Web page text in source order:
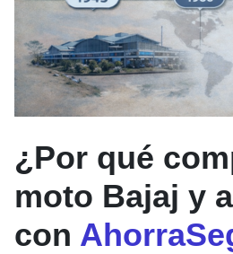
¿Por qué
moto Bajaj y
con